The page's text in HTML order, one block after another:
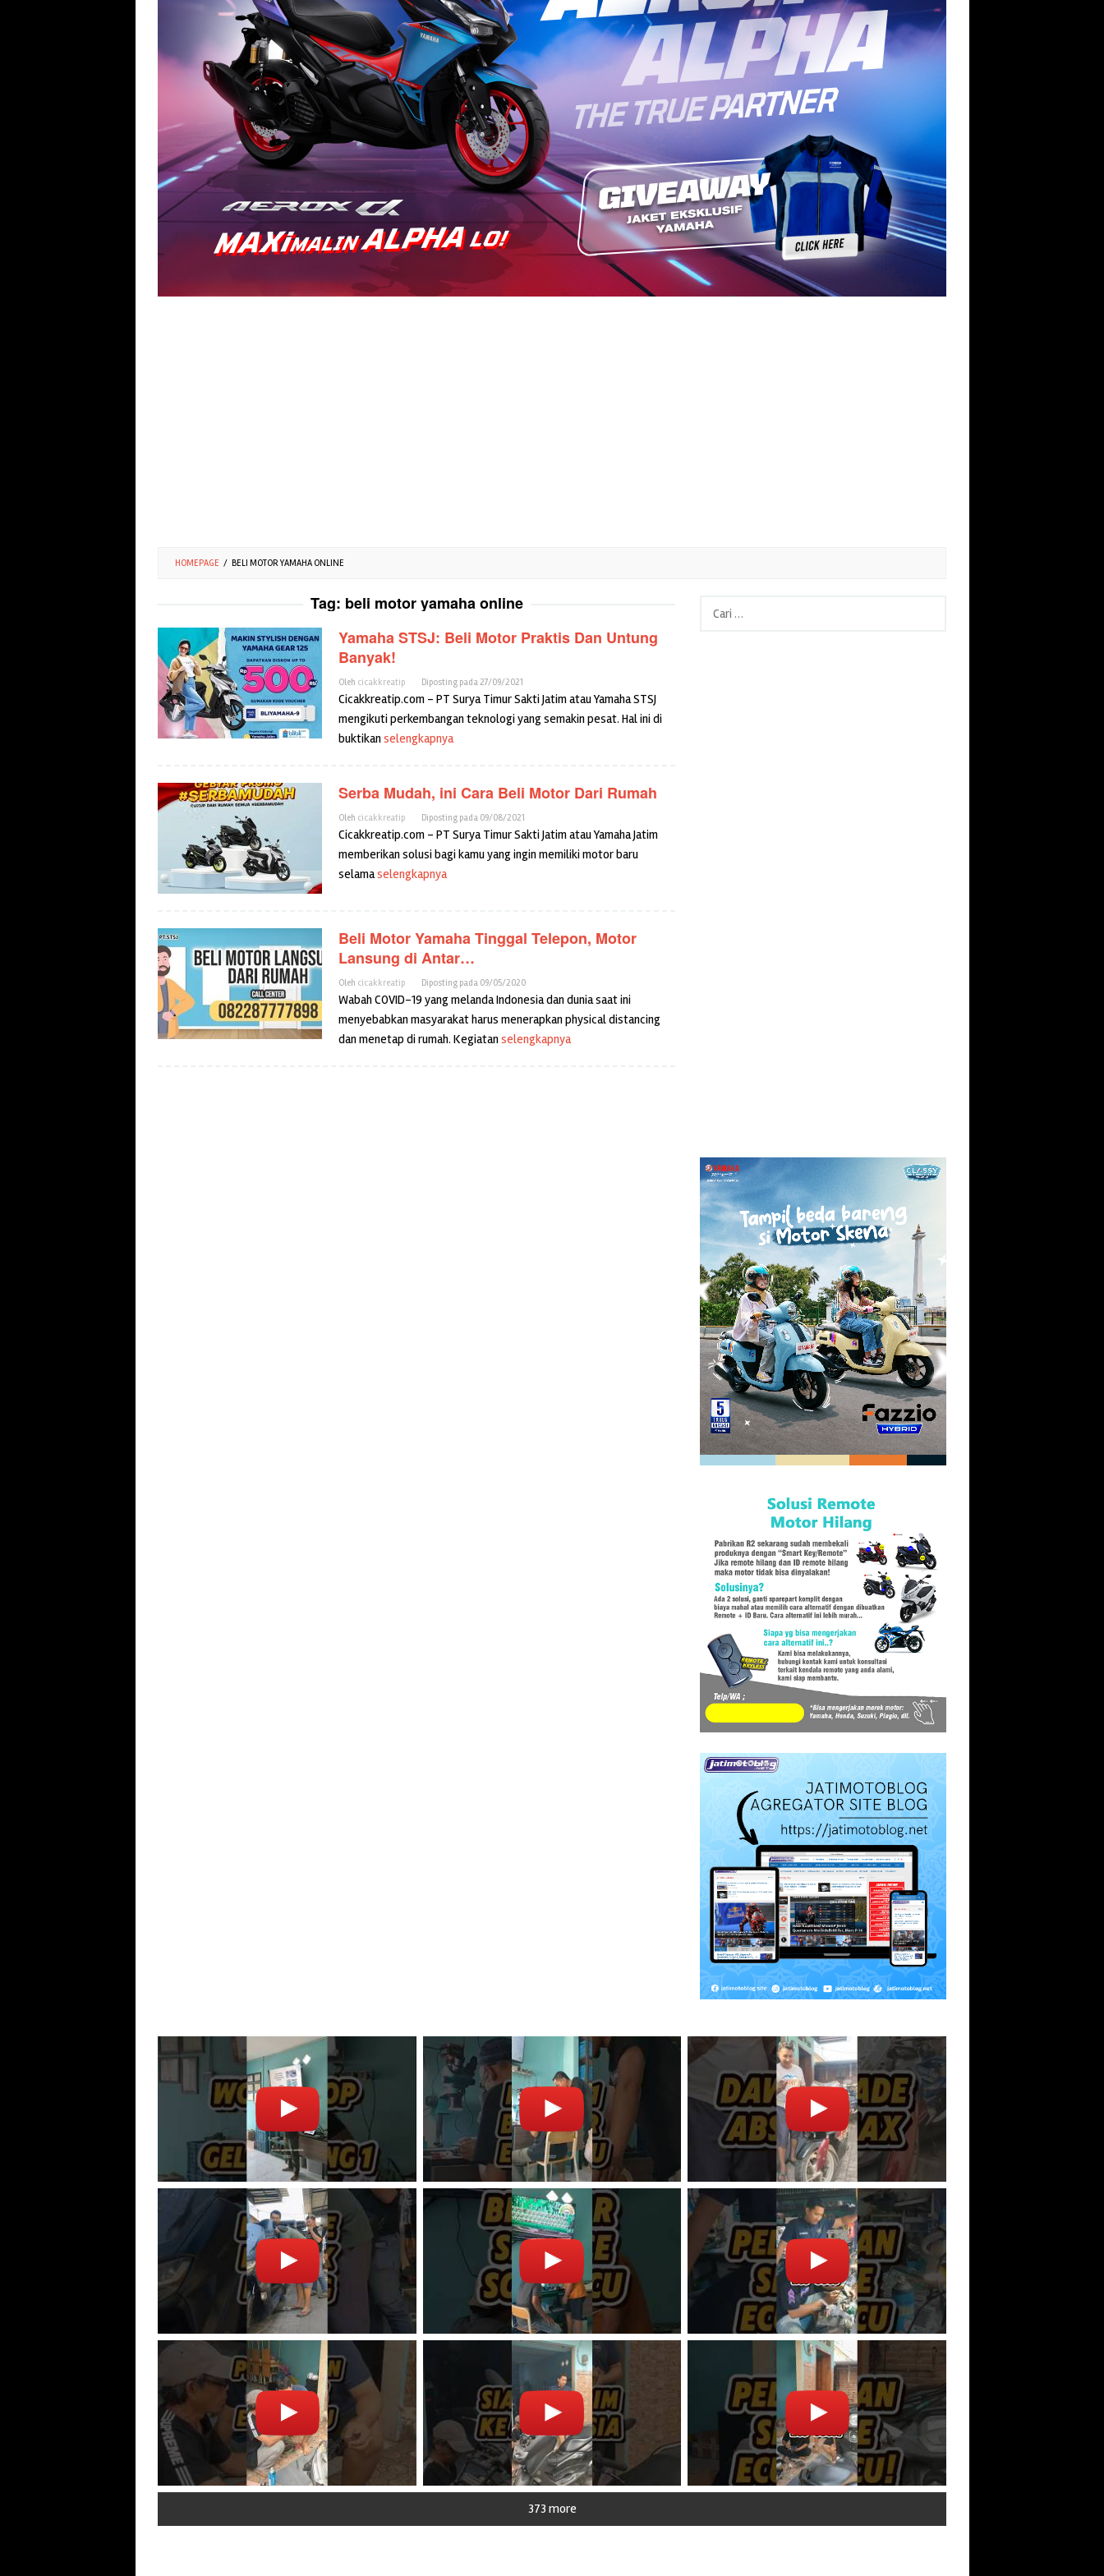
HOMEPAGE / BELI MOTOR YAMAHA ONLINE
Tag: beli motor yamaha online
Yamaha STSJ: Beli Motor Praktis Dan Untung
Banyak!
Oleh cicakkreatip Diposting pada27/09/2021
Cicakkreatip.com – PT Surya Timur Sakti Jatim atau Yamaha STSJ
mengikuti perkembangan teknologi yang semakin pesat. Hal ini di
buktikanselengkapnya
Serba Mudah, ini Cara Beli Motor Dari Rumah
Oleh cicakkreatip Diposting pada 09/08/2021
Cicakkreatip.com – PT Surya Timur Sakti Jatim atau Yamaha Jatim
memberikan solusi bagi kamu yang ingin memiliki motor baru
selamaselengkapnya
Beli Motor Yamaha Tinggal Telepon, Motor
Lansung di Antar…
Oleh cicakkreatip Diposting pada 09/05/2020
Wabah COVID-19 yang melanda Indonesia dan dunia saat ini
menyebabkan masyarakat harus menerapkan physical distancing
dan menetap di rumah. Kegiatanselengkapnya
373 more